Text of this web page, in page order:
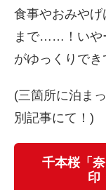
食事やおみや
まで……！いや
がゆっくりでき
(三箇所に泊ま
別記事にて！)
千本桜「
印